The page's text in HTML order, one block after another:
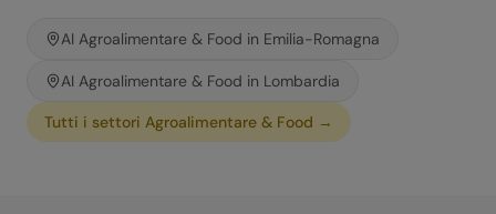
AI Agroalimentare & Food in Emilia-Romagna
AI Agroalimentare & Food in Lombardia
Tutti i settori Agroalimentare & Food →